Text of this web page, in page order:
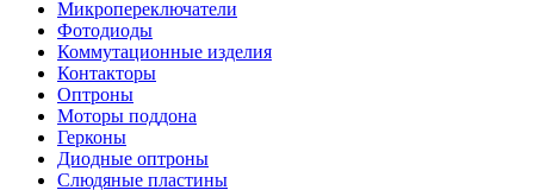
Микропереключатели
Фотодиоды
Коммутационные изделия
Контакторы
Оптроны
Моторы поддона
Герконы
Диодные оптроны
Слюдяные пластины